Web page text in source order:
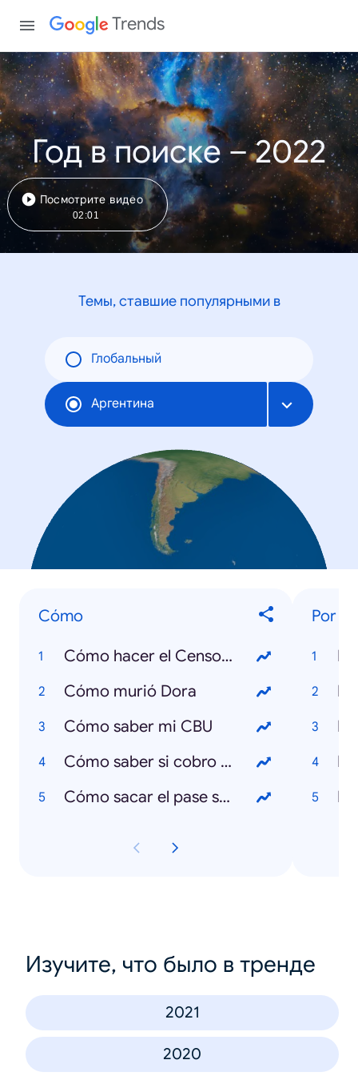
Trends
Год в поиске – 2022
Посмотрите видео
02:01
Темы, ставшие популярными в
Глобальный
Аргентина
Cómo
Cómo hacer el Censo digital
Cómo murió Dora
Cómo saber mi CBU
Cómo saber si cobro el IFE
Cómo sacar el pase sanitario
Por
Изучите, что было в тренде
2021
2020